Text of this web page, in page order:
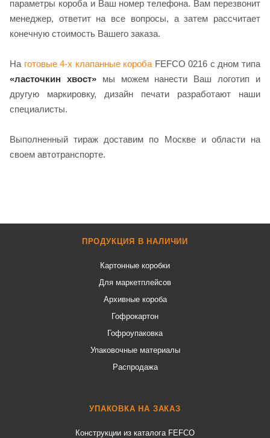
параметры короба и Ваш номер телефона. Вам перезвонит
менеджер, ответит на все вопросы, а затем рассчитает
конечную стоимость Вашего заказа.
На готовые 4-х клапанные короба FEFCO 0216 с дном типа
«ласточкин хвост»мы можем нанести Ваш логотип и
другую маркировку, дизайн печати разработают наши
специалисты.
Выполненный тираж доставим по Москве и области на
своем автотранспорте.
ПРОДУКЦИЯ В НАЛИЧИИ
Картонные коробки
Для маркетплейсов
Архивные короба
Гофрокартон
Гофроупаковка
Упаковочные материалы
Распродажа
УПАКОВКА НА ЗАКАЗ
Конструкции из каталога FEFCO